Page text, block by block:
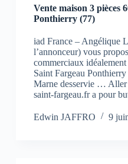
Vente maison 3 pièces
Ponthierry (77)
iad France – Angélique
l’annonceur) vous
commerciaux
Saint Fargeau
Marne desservie …
saint-fargeau.fr a pour
Edwin JAFFRO 9